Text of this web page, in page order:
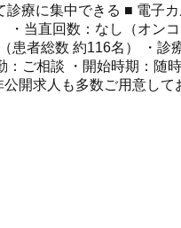
療に集中できる ■ 電子
当直回数：なし（オンコ
患者総数 約116名） ・診
：ご相談 ・開始時期：随
人も多数ご用意してお